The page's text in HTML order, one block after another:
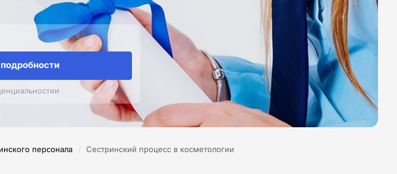
персонала / Сестринский процесс в косметологии